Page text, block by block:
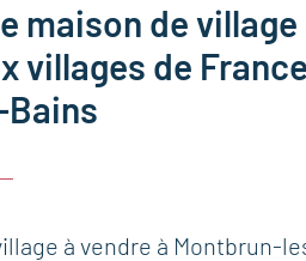
maison de village
villages de
à vendre à Montbrun-